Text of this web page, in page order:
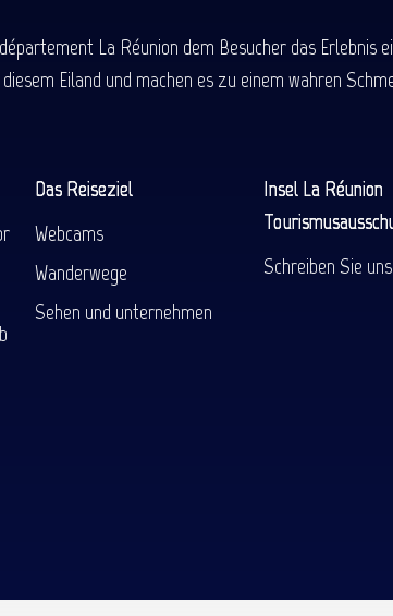
La Réunion dem Besucher das Erlebnis
Eiland und machen es zu einem wahren
Das Reiseziel
Webcams
Wanderwege
Sehen und unternehmen
Insel La Réunion
Schreiben Sie uns